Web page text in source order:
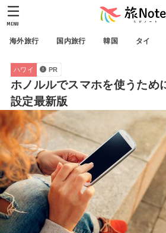
海外旅行 国内旅行 韓国 タイ
MENU
ハワイ PR
ホノルルでスマホを使うため
設定最新版